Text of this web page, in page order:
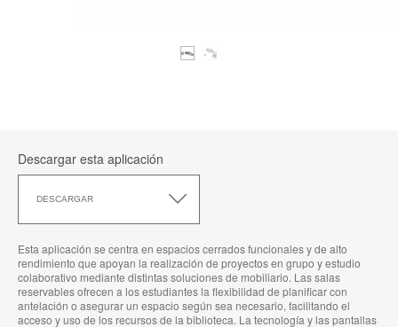
Descargar esta aplicación
DESCARGAR
esta
Esta aplicación se centra en espacios cerrados funcionales y de alto
rendimiento que apoyan la realización de proyectos en grupo y estudio
colaborativo mediante distintas soluciones de mobiliario. Las salas
reservables ofrecen a los estudiantes la flexibilidad de planificar con
antelación o asegurar un espacio según sea necesario, facilitando el
acceso y uso de los recursos de la biblioteca. La tecnología y las pantallas